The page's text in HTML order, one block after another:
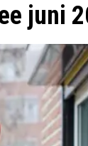
juni